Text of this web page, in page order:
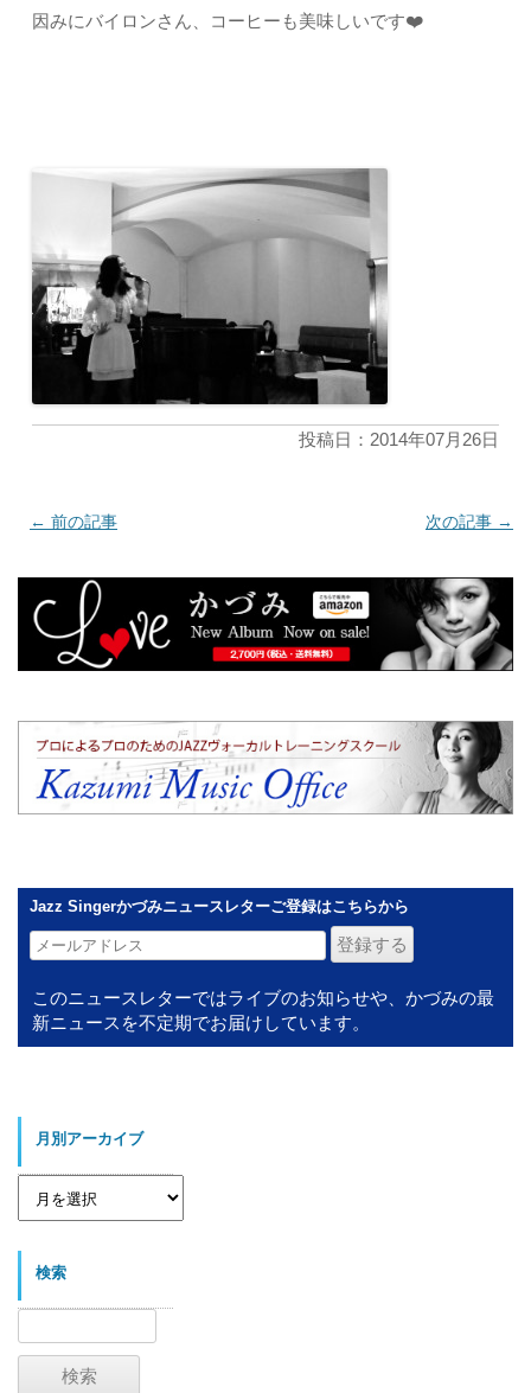
因みにバイロンさん、コーヒーも美味しいです❤️
投稿日：2014年07月26日
← 前の記事 次の記事 →
Jazz Singerかづみニュースレターご登録はこちらから
このニュースレターではライブのお知らせや、かづみの最
新ニュースを不定期でお届けしています。
月別アーカイブ
月
カ
検索
検